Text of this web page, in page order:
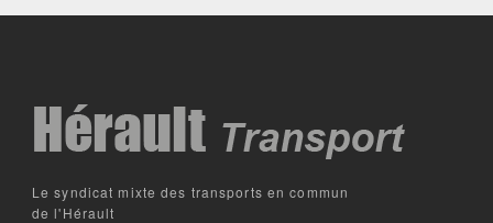
Le syndicat mixte des transports en commun
de l'Hérault